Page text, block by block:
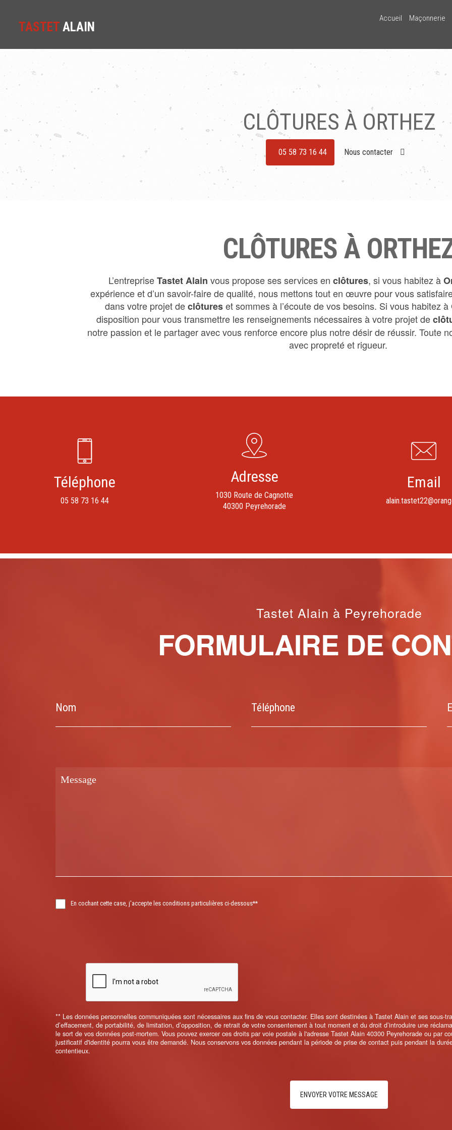
TASTET ALAIN
Accueil Maçonnerie
TASTET ALAIN À PEYREHORADE
CLÔTURES À ORTHEZ
05 58 73 16 44 Nous contacter
CLÔTURES À
L’entrepriseTastet Alain vous propose ses services en clôtures, si vous habitez à
expérience et d’un savoir-faire de qualité, nous mettons tout en œuvre pour vous
dans votre projet declôtureset sommes à l’écoute de vos besoins. Si vous habitez à
disposition pour vous transmettre les renseignements nécessaires à votre projet de
notre passion et le partager avec vous renforce encore plus notre désir de réussir. Toute
avec propreté et rigueur.
Téléphone
05 58 73 16 44
Adresse
1030 Route de Cagnotte
40300 Peyrehorade
Email
Tastet Alain à Peyrehorade
FORMULAIRE DE
Nom Téléphone
En cochant cette case, j'accepte les conditions particulières ci-dessous**
** Les données personnelles communiquées sont nécessaires aux fins de vous contacter. Elles sont destinées à Tastet Alain et ses sous-
d’effacement, de portabilité, de limitation, d’opposition, de retrait de votre consentement à tout moment et du droit d’introduire une
le sort de vos données post-mortem. Vous pouvez exercer ces droits par voie postale à l'adresse Tastet Alain 40300 Peyrehorade ou par
justificatif d'identité pourra vous être demandé. Nous conservons vos données pendant la période de prise de contact puis pendant la
contentieux.
ENVOYER VOTRE MESSAGE